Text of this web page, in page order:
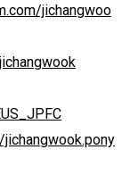
jichangwoo